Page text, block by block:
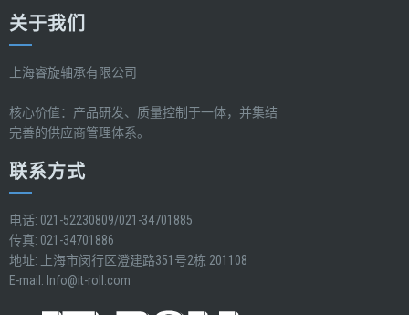
关于我们
上海睿旋轴承有限公司
核心价值：产品研发、质量控制于一体，并集结
完善的供应商管理体系。
联系方式
电话: 021-52230809/021-34701885
传真: 021-34701886
地址: 上海市闵行区澄建路351号2栋 201108
E-mail: Info@it-roll.com